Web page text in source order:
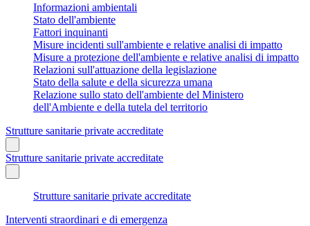
Informazioni ambientali
Stato dell'ambiente
Fattori inquinanti
Misure incidenti sull'ambiente e relative analisi di impatto
Misure a protezione dell'ambiente e relative analisi di impatto
Relazioni sull'attuazione della legislazione
Stato della salute e della sicurezza umana
Relazione sullo stato dell'ambiente del Ministero
dell'Ambiente e della tutela del territorio
Strutture sanitarie private accreditate
Strutture sanitarie private accreditate
Strutture sanitarie private accreditate
Interventi straordinari e di emergenza